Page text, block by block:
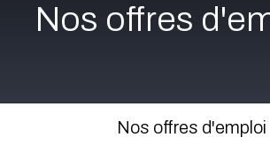
Nos offres
Nos offres d'emploi